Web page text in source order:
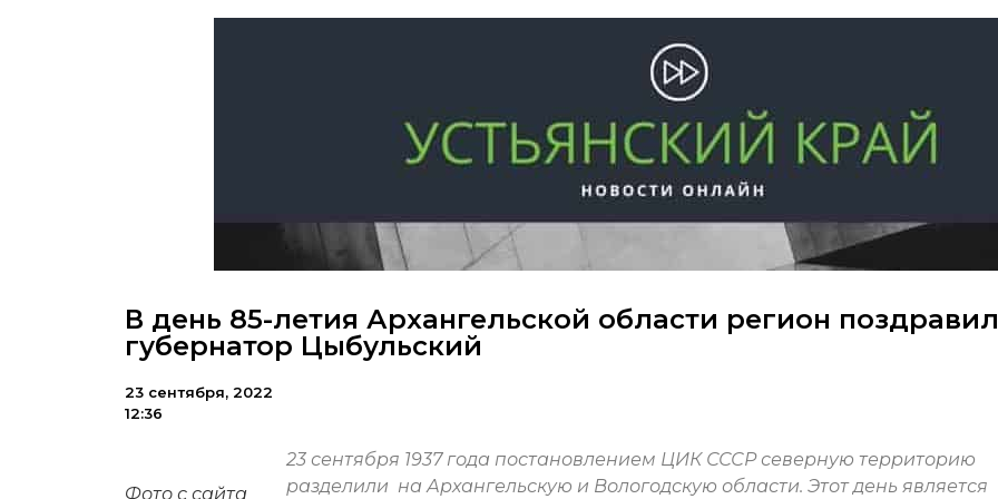
В день 85-летия Архангельской области регион поздравил
губернатор Цыбульский
23 сентября, 2022
12:36
Фото с сайта
23 сентября 1937 года постановлением ЦИК СССР северную территорию
разделили на Архангельскую и Вологодскую области. Этот день является